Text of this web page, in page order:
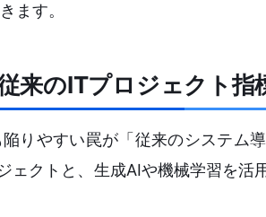
ます。
来のITプロジェクト
りやすい罠が「従来のシステム
ェクトと、生成AIや機械学習を